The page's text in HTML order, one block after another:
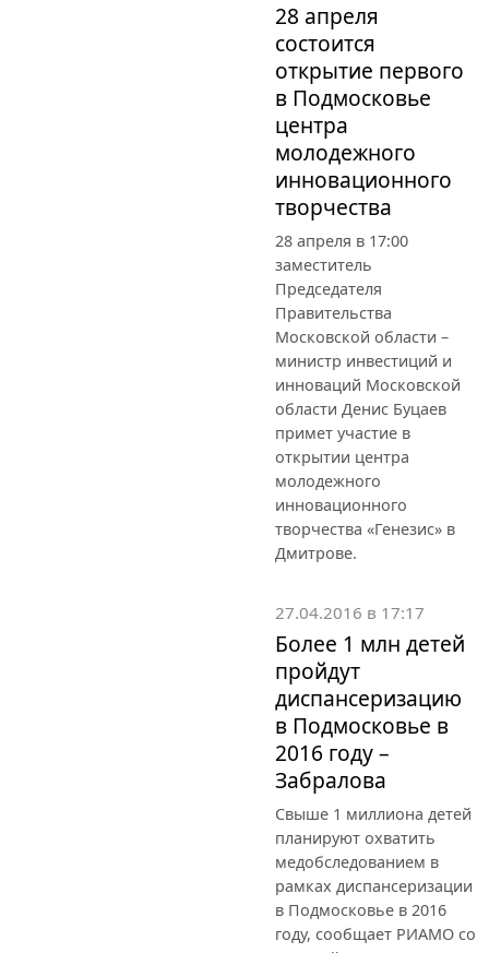
28 апреля
состоится
открытие первого
в Подмосковье
центра
молодежного
инновационного
творчества
28 апреля в 17:00
заместитель
Председателя
Правительства
Московской области –
министр инвестиций и
инноваций Московской
области Денис Буцаев
примет участие в
открытии центра
молодежного
инновационного
творчества «Генезис» в
Дмитрове.
27.04.2016 в 17:17
Более 1 млн детей
пройдут
диспансеризацию
в Подмосковье в
2016 году –
Забралова
Свыше 1 миллиона детей
планируют охватить
медобследованием в
рамках диспансеризации
в Подмосковье в 2016
году, сообщает РИАМО со